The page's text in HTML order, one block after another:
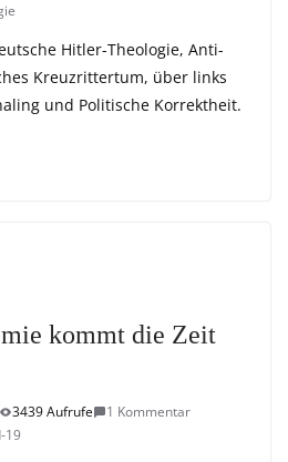
Hitler-Theologie, Anti-
Kreuzrittertum, über links
und Politische Korrektheit.
kommt die Zeit
3439 Aufrufe
1 Kommentar
19